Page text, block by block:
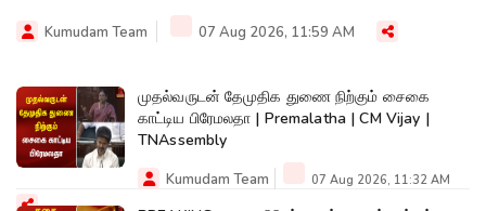
Kumudam Team 07 Aug 2026, 11:59 AM
முதல்வருடன் தேமுதிக துணை நிற்கும் சைகை
காட்டிய பிரேமலதா | Premalatha | CM Vijay |
TNAssembly
Kumudam Team 07 Aug 2026, 11:32 AM